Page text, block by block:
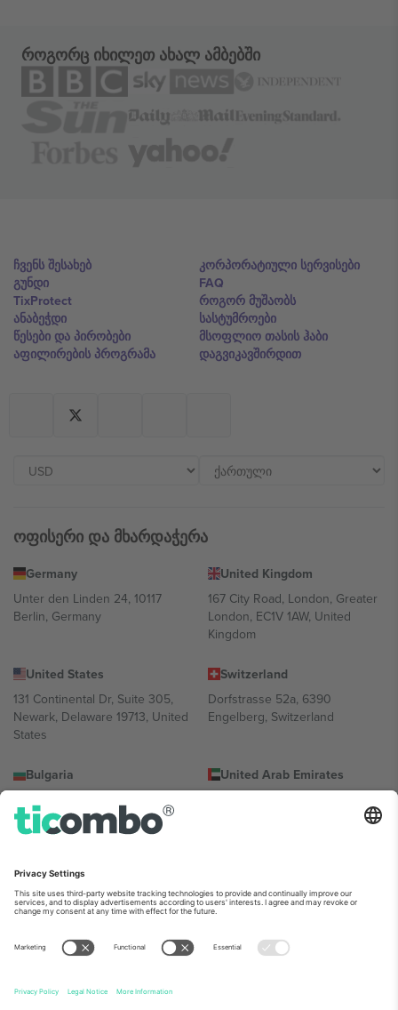
როგორც იხილეთ ახალ ამბებში
ჩვენს შესახებ
გუნდი
TixProtect
ანაბეჭდი
წესები და პირობები
აფილირების პროგრამა
კორპორატიული სერვისები
FAQ
როგორ მუშაობს
სასტუმროები
მსოფლიო თასის ჰაბი
დაგვიკავშირდით
ოფისერი და მხარდაჭერა
Germany
Unter den Linden 24, 10117
Berlin, Germany
United Kingdom
167 City Road, London, Greater
London, EC1V 1AW, United
Kingdom
United States
131 Continental Dr, Suite 305,
Newark, Delaware 19713, United
States
Switzerland
Dorfstrasse 52a, 6390
Engelberg, Switzerland
Bulgaria
Totleben 53-55, 1606 Sofia,
Bulgaria
United Arab Emirates
Building A1, Office 302, Dubai,
Mexico
Av Chapultepec 360, Roma
Norte, Cuauhtémoc, 06700
Ciudad de México, CDMX,
Mexico
პლატფორმის პროვაიდერის იურიდიული პირი იცვლება